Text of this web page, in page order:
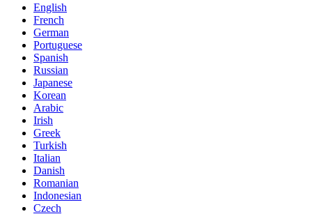
English
French
German
Portuguese
Spanish
Russian
Japanese
Korean
Arabic
Irish
Greek
Turkish
Italian
Danish
Romanian
Indonesian
Czech